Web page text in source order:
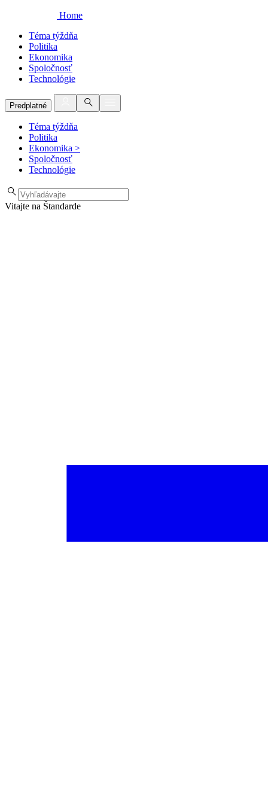
Home
Téma týždňa
Politika
Ekonomika
Spoločnosť
Technológie
Predplatné
Téma týždňa
Politika
Ekonomika >
Spoločnosť
Technológie
Vitajte na Štandarde